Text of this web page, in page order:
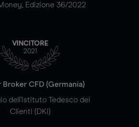
Edizione 36/2022
VINCITORE
2021
Broker CFD (Germania)
dell'Istituto Tedesco dei
Clienti (DKI)